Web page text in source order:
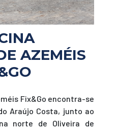
AZEMÉIS
Fix&Go encontra-se
Araújo Costa, junto ao
norte de Oliveira de